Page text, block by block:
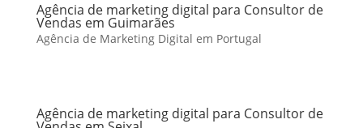
Agência de marketing digital para Consultor de
Vendas em Guimarães
Agência de Marketing Digital em Portugal
Agência de marketing digital para Consultor de